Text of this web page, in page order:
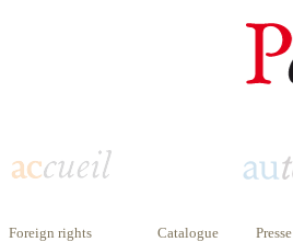
Foreign rights Catalogue Presse